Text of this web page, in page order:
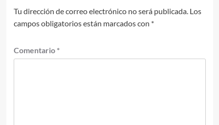
Tu dirección de correo electrónico no será publicada. Los
campos obligatorios están marcados con *
Comentario *